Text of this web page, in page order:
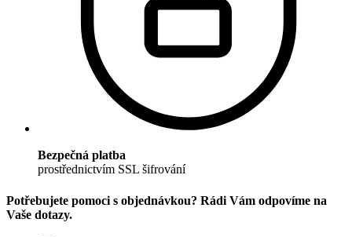
Bezpečná platba
prostřednictvím SSL šifrování
Potřebujete pomoci s objednávkou? Rádi Vám odpovíme na
Vaše dotazy.